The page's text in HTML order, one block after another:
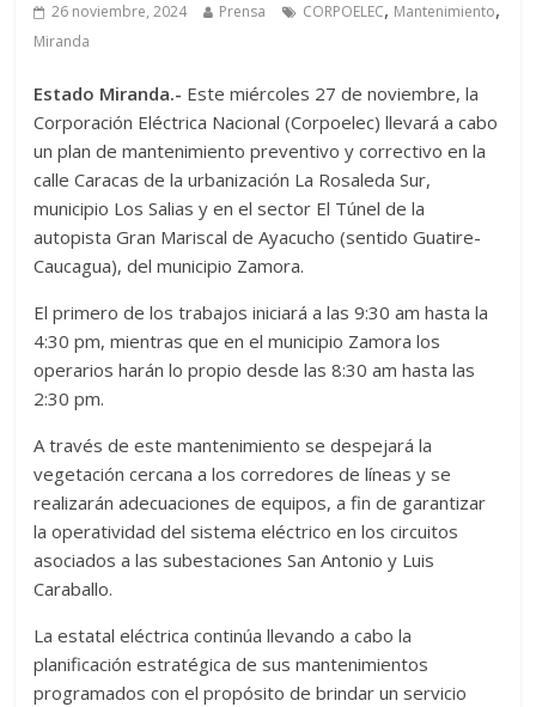
26 noviembre, 2024 Prensa CORPOELEC, Mantenimiento,
Miranda
Estado Miranda.- Este miércoles 27 de noviembre, la
Corporación Eléctrica Nacional (Corpoelec) llevará a cabo
un plan de mantenimiento preventivo y correctivo en la
calle Caracas de la urbanización La Rosaleda Sur,
municipio Los Salias y en el sector El Túnel de la
autopista Gran Mariscal de Ayacucho (sentido Guatire-
Caucagua), del municipio Zamora.
El primero de los trabajos iniciará a las 9:30 am hasta la
4:30 pm, mientras que en el municipio Zamora los
operarios harán lo propio desde las 8:30 am hasta las
2:30 pm.
A través de este mantenimiento se despejará la
vegetación cercana a los corredores de líneas y se
realizarán adecuaciones de equipos, a fin de garantizar
la operatividad del sistema eléctrico en los circuitos
asociados a las subestaciones San Antonio y Luis
Caraballo.
La estatal eléctrica continúa llevando a cabo la
planificación estratégica de sus mantenimientos
programados con el propósito de brindar un servicio